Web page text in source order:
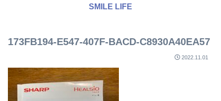
SMILE LIFE
173FB194-E547-407F-BACD-C8930A40EA57
2022.11.01